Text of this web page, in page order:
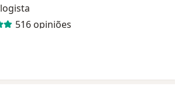
516 opiniões